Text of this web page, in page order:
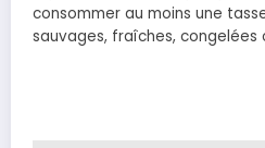
consommer au moins une
sauvages, fraîches, congelées